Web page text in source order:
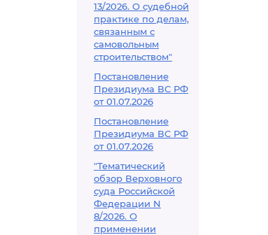
13/2026. О судебной
практике по делам,
связанным с
самовольным
строительством"
Постановление
Президиума ВС РФ
от 01.07.2026
Постановление
Президиума ВС РФ
от 01.07.2026
"Тематический
обзор Верховного
суда Российской
Федерации N
8/2026. О
применении